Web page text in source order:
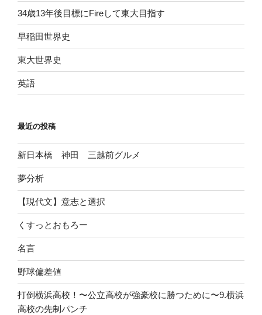
34歳13年後目標にFireして東大目指す
早稲田世界史
東大世界史
英語
最近の投稿
新日本橋 神田 三越前グルメ
夢分析
【現代文】意志と選択
くすっとおもろー
名言
野球偏差値
打倒横浜高校！〜公立高校が強豪校に勝つために〜9.横浜
高校の先制パンチ